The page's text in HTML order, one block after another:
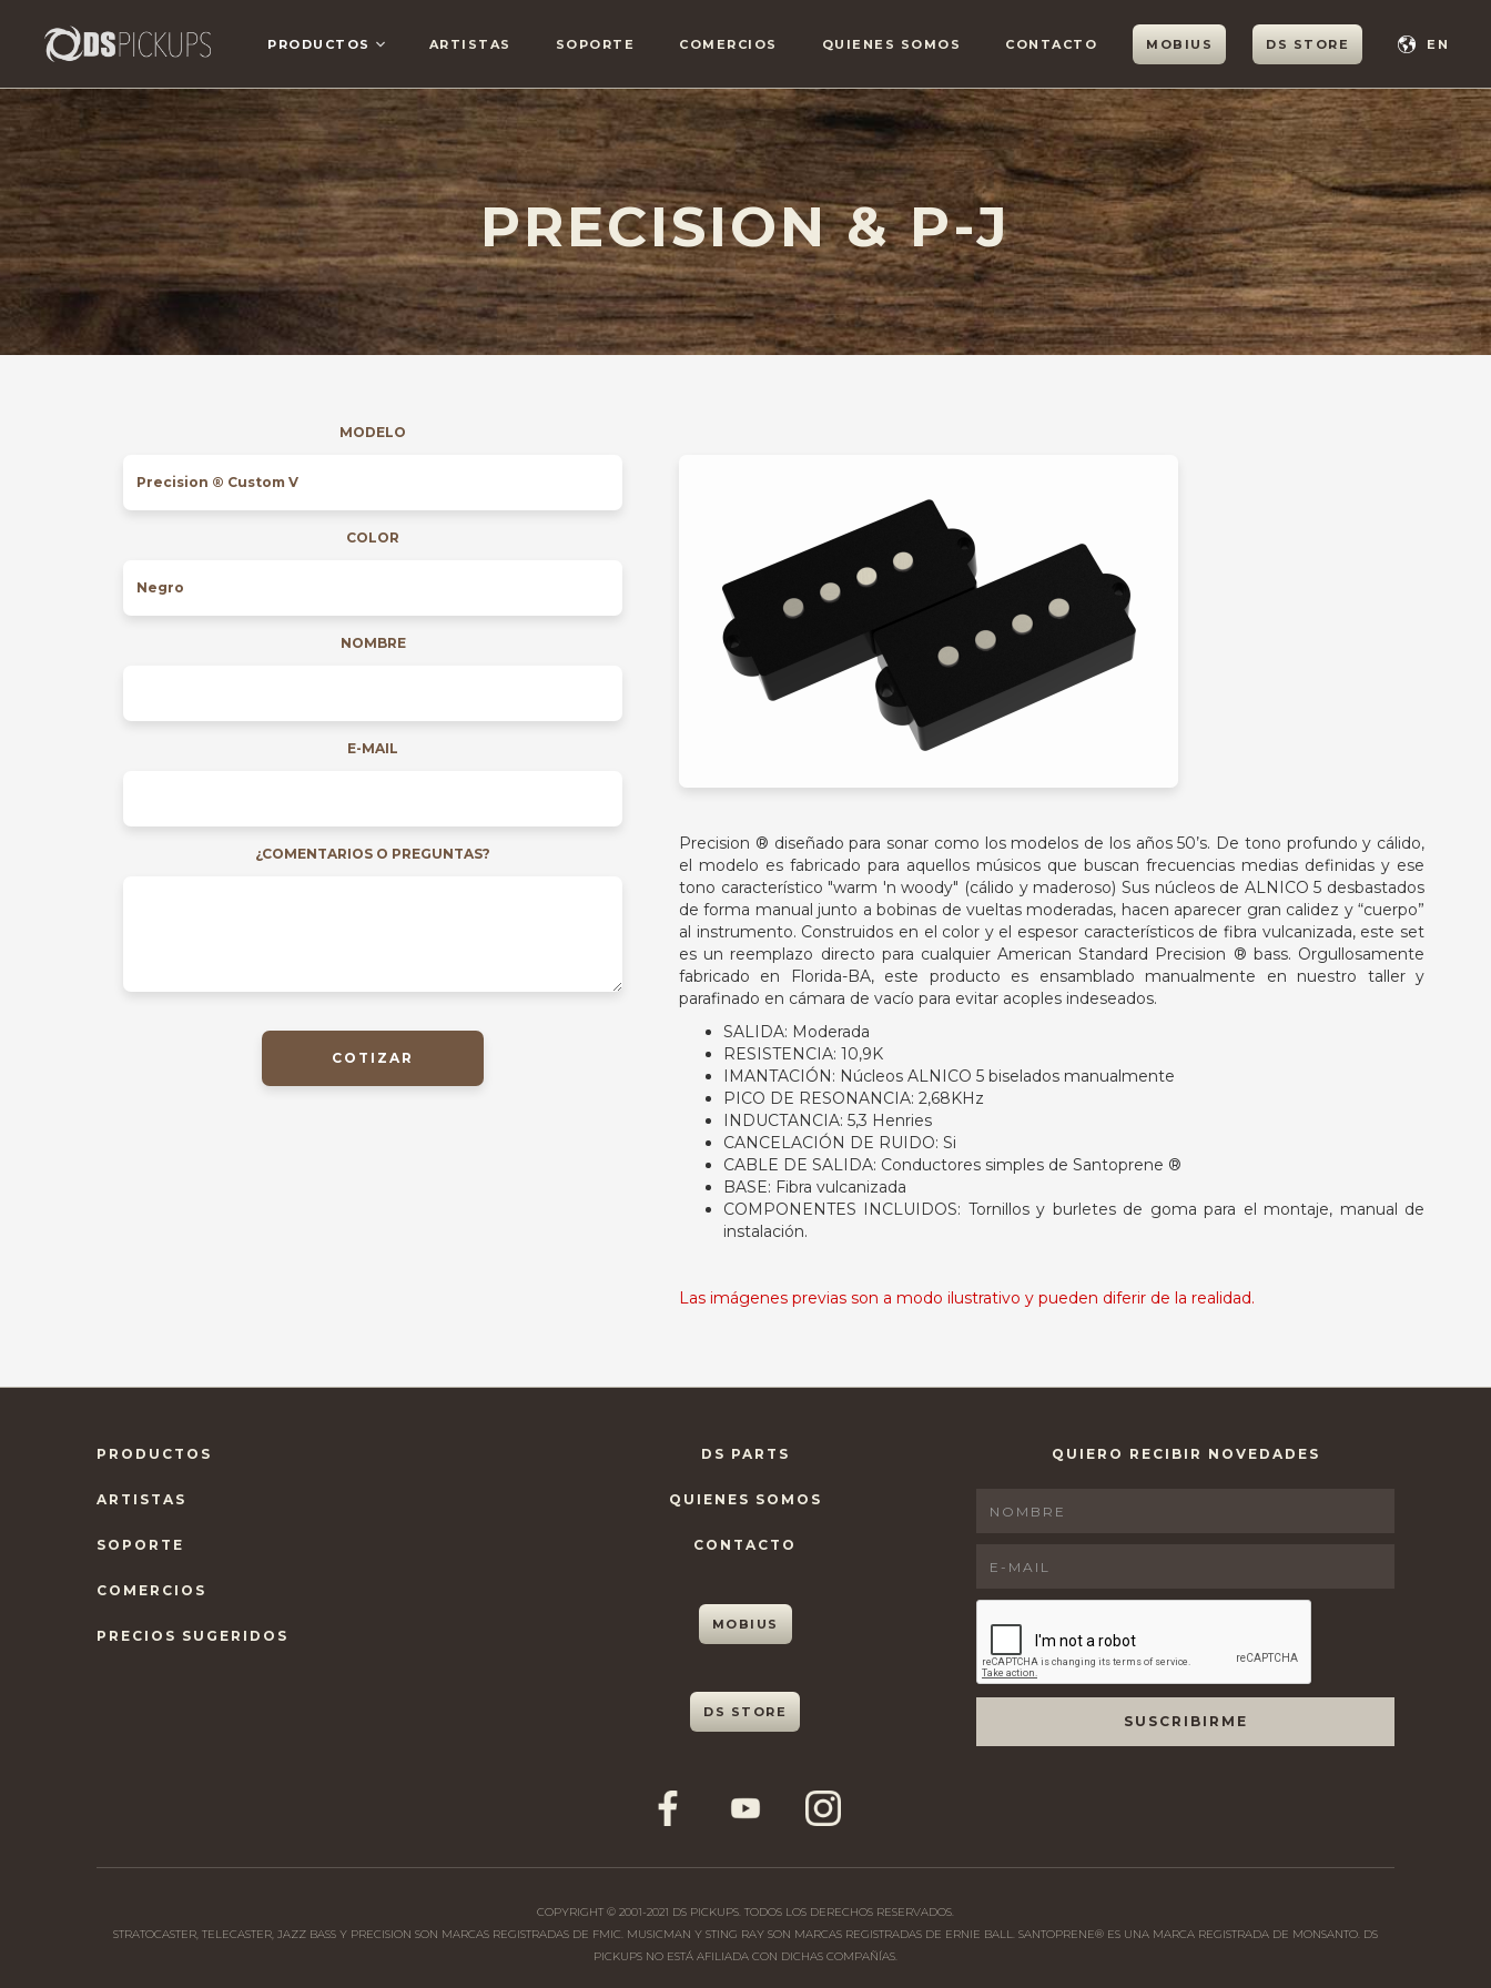
PRODUCTOS ARTISTAS SOPORTE COMERCIOS QUIENES SOMOS CONTACTO MOBIUS DS STORE EN
PRECISION & P-J
MODELO
COLOR
NOMBRE
E-MAIL
¿COMENTARIOS O PREGUNTAS?
COTIZAR
Precision ® diseñado para sonar como los modelos de los años 50’s. De tono profundo y cálido,
el modelo es fabricado para aquellos músicos que buscan frecuencias medias definidas y ese
tono característico "warm 'n woody" (cálido y maderoso) Sus núcleos de ALNICO 5 desbastados
de forma manual junto a bobinas de vueltas moderadas, hacen aparecer gran calidez y “cuerpo”
al instrumento. Construidos en el color y el espesor característicos de fibra vulcanizada, este set
es un reemplazo directo para cualquier American Standard Precision ® bass. Orgullosamente
fabricado en Florida-BA, este producto es ensamblado manualmente en nuestro taller y
parafinado en cámara de vacío para evitar acoples indeseados.
SALIDA: Moderada
RESISTENCIA: 10,9K
IMANTACIÓN: Núcleos ALNICO 5 biselados manualmente
PICO DE RESONANCIA: 2,68KHz
INDUCTANCIA: 5,3 Henries
CANCELACIÓN DE RUIDO: Si
CABLE DE SALIDA: Conductores simples de Santoprene ®
BASE: Fibra vulcanizada
COMPONENTES INCLUIDOS: Tornillos y burletes de goma para el montaje, manual de
instalación.
Las imágenes previas son a modo ilustrativo y pueden diferir de la realidad.
PRODUCTOS
ARTISTAS
SOPORTE
COMERCIOS
PRECIOS SUGERIDOS
DS PARTS
QUIENES SOMOS
CONTACTO
MOBIUS
DS STORE
QUIERO RECIBIR NOVEDADES
COPYRIGHT © 2001-2021 DS PICKUPS. TODOS LOS DERECHOS RESERVADOS.
STRATOCASTER, TELECASTER, JAZZ BASS Y PRECISION SON MARCAS REGISTRADAS DE FMIC. MUSICMAN Y STING RAY SON MARCAS REGISTRADAS DE ERNIE BALL. SANTOPRENE® ES UNA MARCA REGISTRADA DE MONSANTO. DS
PICKUPS NO ESTÁ AFILIADA CON DICHAS COMPAÑÍAS.